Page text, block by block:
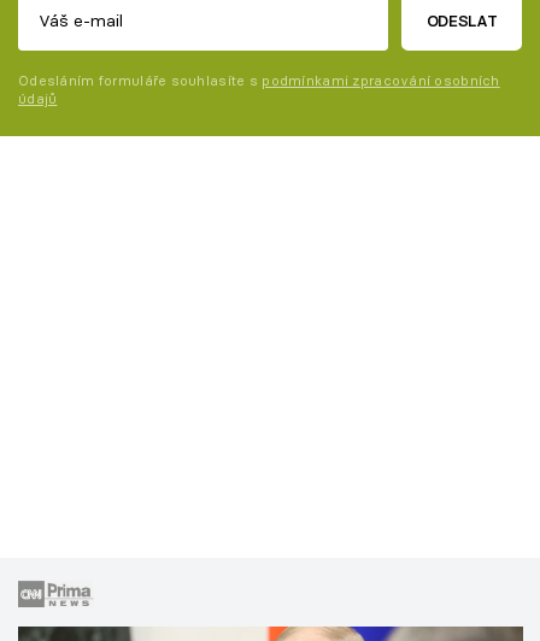
ODESLAT
Odesláním formuláře souhlasíte s podmínkami zpracování osobních
údajů